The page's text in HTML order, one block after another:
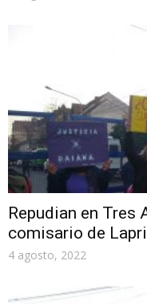
Repudian en Tres
comisario de
4 agosto, 2022